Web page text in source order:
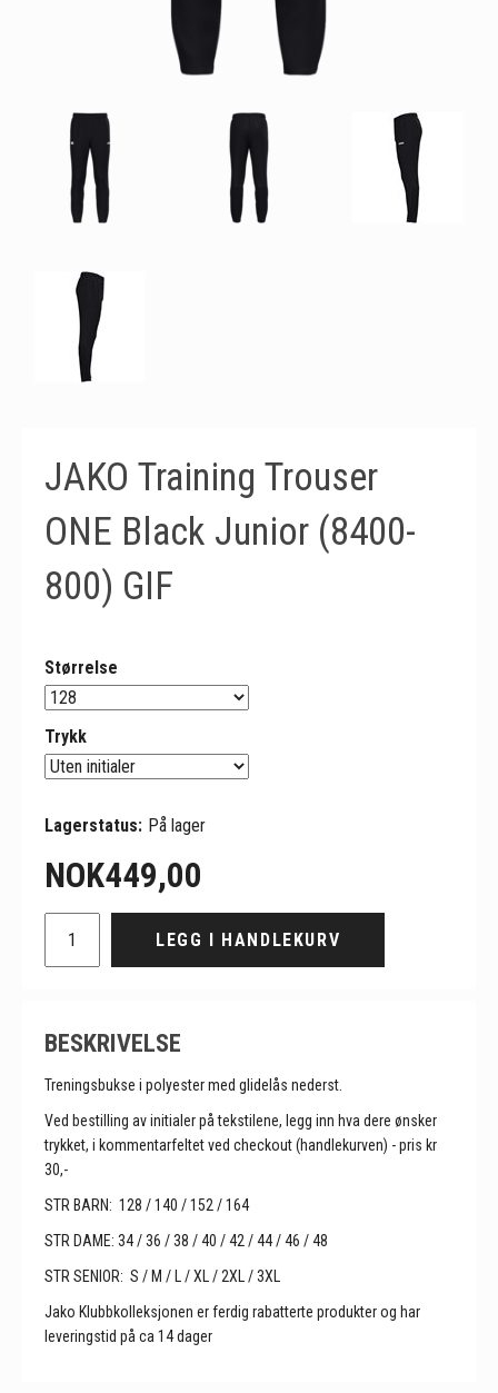
JAKO Training Trouser
ONE Black Junior (8400-
800) GIF
Størrelse
Trykk
Lagerstatus: På lager
NOK449,00
LEGG I HANDLEKURV
BESKRIVELSE
Treningsbukse i polyester med glidelås nederst.
Ved bestilling av initialer på tekstilene, legg inn hva dere ønsker
trykket, i kommentarfeltet ved checkout (handlekurven) - pris kr
30,-
STR BARN: 128 / 140 / 152 / 164
STR DAME: 34 / 36 / 38 / 40 / 42 / 44 / 46 / 48
STR SENIOR: S / M / L / XL / 2XL / 3XL
Jako Klubbkolleksjonen er ferdig rabatterte produkter og har
leveringstid på ca 14 dager